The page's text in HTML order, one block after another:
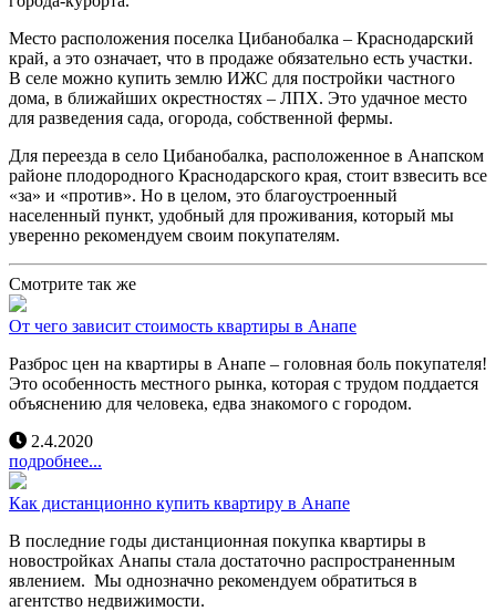
Место расположения поселка Цибанобалка – Краснодарский
край, а это означает, что в продаже обязательно есть участки.
В селе можно купить землю ИЖС для постройки частного
дома, в ближайших окрестностях – ЛПХ. Это удачное место
для разведения сада, огорода, собственной фермы.
Для переезда в село Цибанобалка, расположенное в Анапском
районе плодородного Краснодарского края, стоит взвесить все
«за» и «против». Но в целом, это благоустроенный
населенный пункт, удобный для проживания, который мы
уверенно рекомендуем своим покупателям.
Смотрите так же
От чего зависит стоимость квартиры в Анапе
Разброс цен на квартиры в Анапе – головная боль покупателя!
Это особенность местного рынка, которая с трудом поддается
объяснению для человека, едва знакомого с городом.
2.4.2020
подробнее...
Как дистанционно купить квартиру в Анапе
В последние годы дистанционная покупка квартиры в
новостройках Анапы стала достаточно распространенным
явлением. Мы однозначно рекомендуем обратиться в
агентство недвижимости.